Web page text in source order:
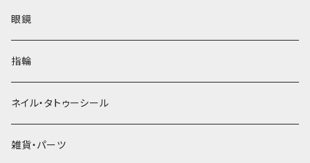
眼鏡
指輪
ネイル・タトゥーシール
雑貨・パーツ